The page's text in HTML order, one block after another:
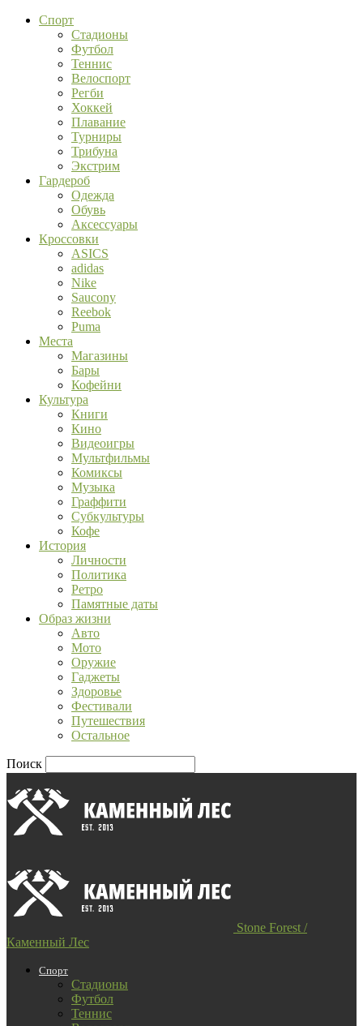
Спорт
Стадионы
Футбол
Теннис
Велоспорт
Регби
Хоккей
Плавание
Турниры
Трибуна
Экстрим
Гардероб
Одежда
Обувь
Аксессуары
Кроссовки
ASICS
adidas
Nike
Saucony
Reebok
Puma
Места
Магазины
Бары
Кофейни
Культура
Книги
Кино
Видеоигры
Мультфильмы
Комиксы
Музыка
Граффити
Субкультуры
Кофе
История
Личности
Политика
Ретро
Памятные даты
Образ жизни
Авто
Мото
Оружие
Гаджеты
Здоровье
Фестивали
Путешествия
Остальное
Поиск
Stone Forest /
Каменный Лес
Спорт
Стадионы
Футбол
Теннис